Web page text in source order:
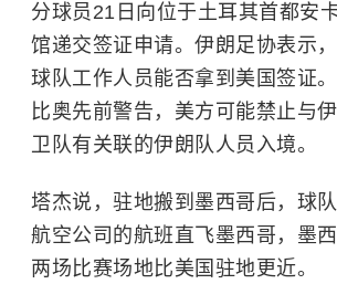
分球员21日向位于土耳其首都安
馆递交签证申请。伊朗足协表示
球队工作人员能否拿到 美国签证
比奥先前警告，美方可能禁止与
卫队有关联的伊朗队人员入境。
塔杰说，驻地搬到墨西哥后，球
航空公司的航班直飞墨西哥，墨
两场比赛场地比美国驻地更近。